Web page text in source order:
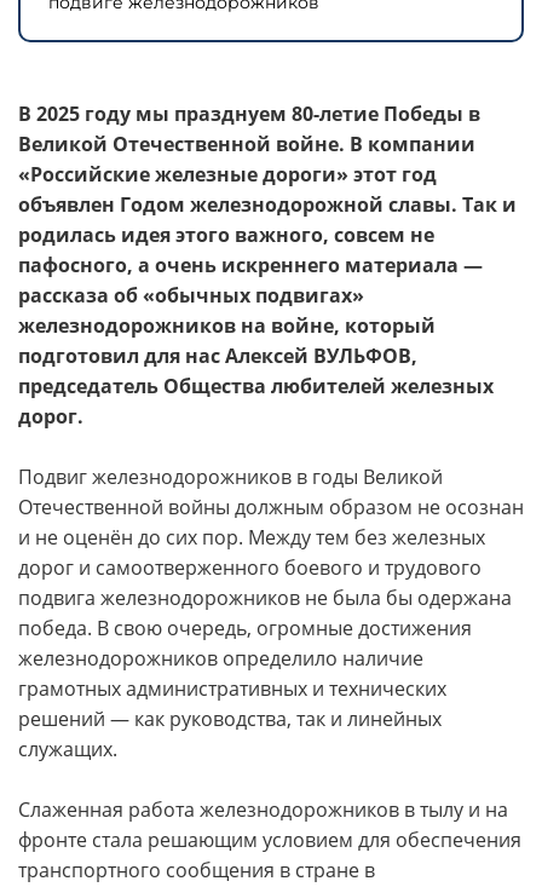
Щербинка Мясницкая
Владивосток
В 2025 году мы празднуем 80-летие Победы в
Великой Отечественной войне. В компании
«Российские железные дороги» этот год
объявлен Годом железнодорожной славы. Так и
родилась идея этого важного, совсем не
пафосного, а очень искреннего материала —
рассказа об «обычных подвигах»
железнодорожников на войне, который
подготовил для нас Алексей ВУЛЬФОВ,
председатель Общества любителей железных
дорог.
Подвиг железнодорожников в годы Великой
Отечественной войны должным образом не осознан
и не оценён до сих пор. Между тем без железных
дорог и самоотверженного боевого и трудового
подвига железнодорожников не была бы одержана
победа. В свою очередь, огромные достижения
железнодорожников определило наличие
грамотных административных и технических
решений — как руководства, так и линейных
служащих.
Слаженная работа железнодорожников в тылу и на
фронте стала решающим условием для обеспечения
транспортного сообщения в стране в